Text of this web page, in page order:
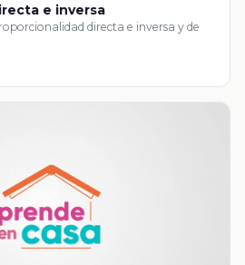
e inversa
directa e inversa y de